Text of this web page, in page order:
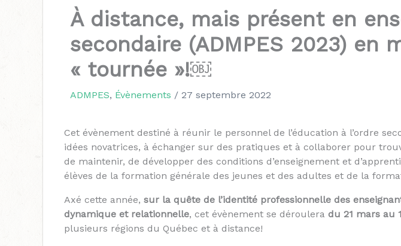
À distance, mais présent en
secondaire (ADMPES 2023) en
« tournée »!￼
ADMPES, Évènements / 27 septembre 2022
Cet évènement destiné à réunir le personnel de l’éducation à l’ordre
idées novatrices, à échanger sur des pratiques et à collaborer pour
de maintenir, de développer des conditions d’enseignement et
élèves de la formation générale des jeunes et des adultes et de la
Axé cette année, sur la quête de l’identité professionnelle des
dynamique et relationnelle, cet évènement se déroulera du 21 mars au
plusieurs régions du Québec et à distance!